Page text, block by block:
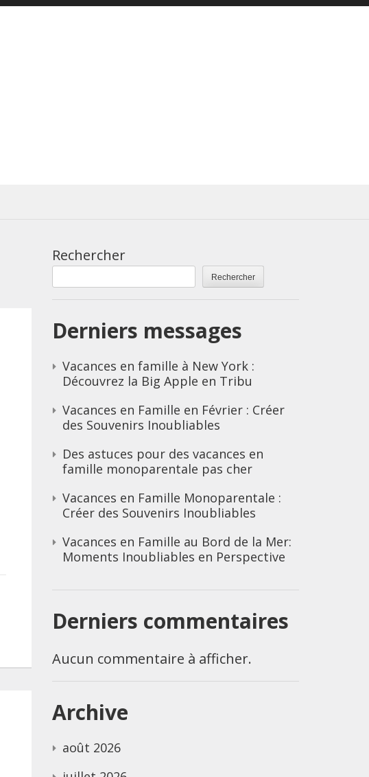
Rechercher
Rechercher
Derniers messages
Vacances en famille à New York :
Découvrez la Big Apple en Tribu
Vacances en Famille en Février : Créer
des Souvenirs Inoubliables
Des astuces pour des vacances en
famille monoparentale pas cher
Vacances en Famille Monoparentale :
Créer des Souvenirs Inoubliables
Vacances en Famille au Bord de la Mer:
Moments Inoubliables en Perspective
Derniers commentaires
Aucun commentaire à afficher.
Archive
août 2026